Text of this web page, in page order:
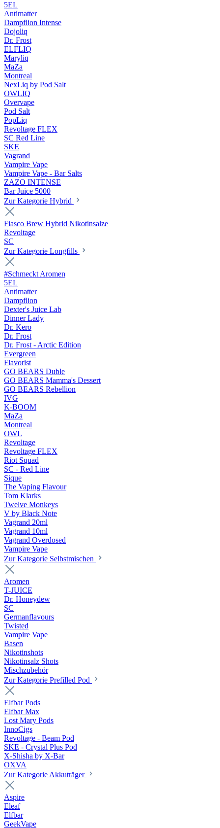
5EL
Antimatter
Dampflion Intense
Dojoliq
Dr. Frost
ELFLIQ
Maryliq
MaZa
Montreal
NexLiq by Pod Salt
OWLIQ
Overvape
Pod Salt
PopLiq
Revoltage FLEX
SC Red Line
SKE
Vagrand
Vampire Vape
Vampire Vape - Bar Salts
ZAZO INTENSE
Bar Juice 5000
Zur Kategorie Hybrid
Fiasco Brew Hybrid Nikotinsalze
Revoltage
SC
Zur Kategorie Longfills
#Schmeckt Aromen
5EL
Antimatter
Dampflion
Dexter's Juice Lab
Dinner Lady
Dr. Kero
Dr. Frost
Dr. Frost - Arctic Edition
Evergreen
Flavorist
GO BEARS Duble
GO BEARS Mamma's Dessert
GO BEARS Rebellion
IVG
K-BOOM
MaZa
Montreal
OWL
Revoltage
Revoltage FLEX
Riot Squad
SC - Red Line
Sique
The Vaping Flavour
Tom Klarks
Twelve Monkeys
V by Black Note
Vagrand 20ml
Vagrand 10ml
Vagrand Overdosed
Vampire Vape
Zur Kategorie Selbstmischen
Aromen
T-JUICE
Dr. Honeydew
SC
Germanflavours
Twisted
Vampire Vape
Basen
Nikotinshots
Nikotinsalz Shots
Mischzubehör
Zur Kategorie Prefilled Pod
Elfbar Pods
Elfbar Max
Lost Mary Pods
InnoCigs
Revoltage - Beam Pod
SKE - Crystal Plus Pod
X-Shisha by X-Bar
OXVA
Zur Kategorie Akkuträger
Aspire
Eleaf
Elfbar
GeekVape